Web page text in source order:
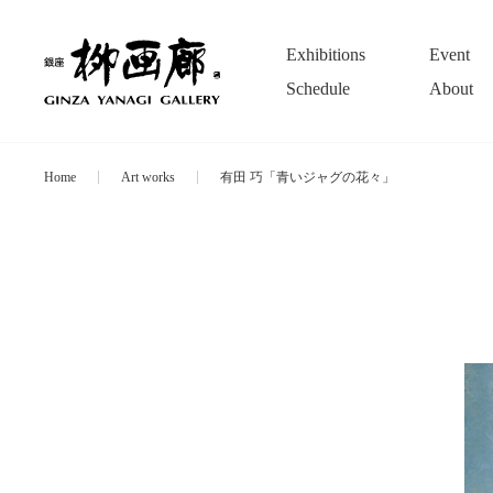
Exhibitions
Event
Schedule
About
Home Art works 有田 巧「青いジャグの花々」